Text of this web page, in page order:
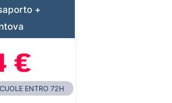
+
€
ENTRO 72H